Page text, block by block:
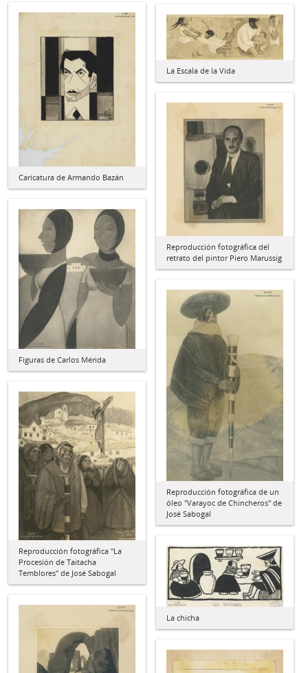
Caricatura de Armando Bazán
La Escala de la Vida
Reproducción fotográfica del
retrato del pintor Piero Marussig
Figuras de Carlos Mérida
Reproducción fotográfica de un
óleo "Varayoc de Chincheros" de
José Sabogal
Reproducción fotográfica "La
Procesión de Taitacha
Temblores" de José Sabogal
La chicha